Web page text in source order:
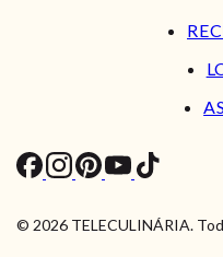
© 2026 TELECULINÁRIA.